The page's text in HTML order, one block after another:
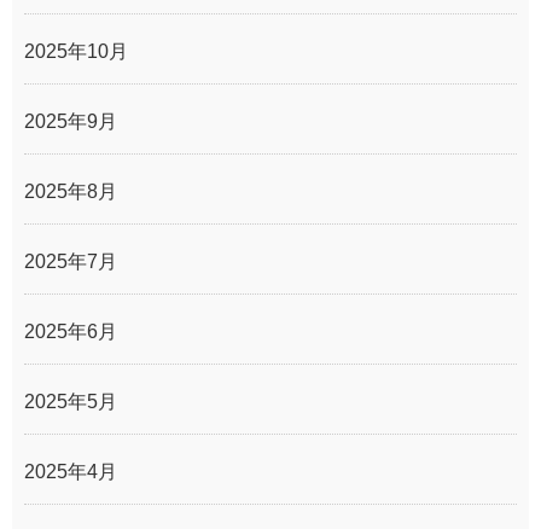
2025年10月
2025年9月
2025年8月
2025年7月
2025年6月
2025年5月
2025年4月